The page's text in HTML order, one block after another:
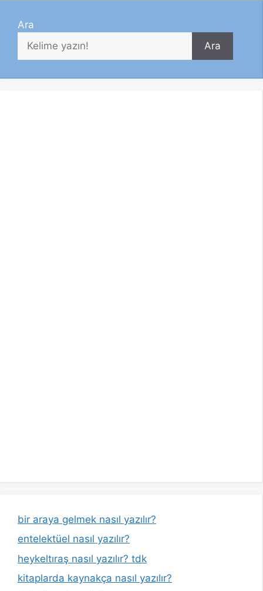
Ara
Ara
bir araya gelmek nasıl yazılır?
entelektüel nasıl yazılır?
heykeltıraş nasıl yazılır? tdk
kitaplarda kaynakça nasıl yazılır?